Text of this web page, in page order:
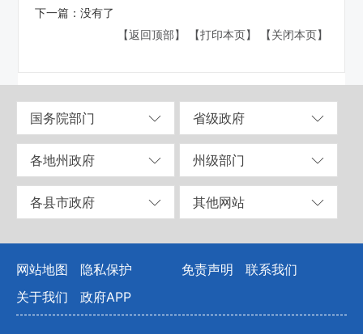
下一篇：没有了
【返回顶部】
【打印本页】 【关闭本页】
国务院部门 省级政府
各地州政府 州级部门
各县市政府 其他网站
网站地图 隐私保护 免责声明
联系我们
关于我们
政府APP